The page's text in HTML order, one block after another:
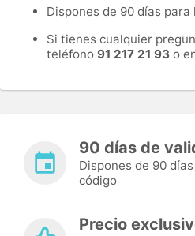
Dispones de 90 días
Si tienes cualquier
teléfono 91 217 21 93 o
90 días de
Dispones de 90
código
Precio